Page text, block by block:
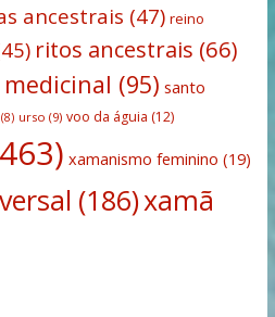
ancestrais (47) reino
ritos ancestrais (66)
(95) santo
urso (9) voo da águia (12)
xamanismo feminino (19)
(186)xamã